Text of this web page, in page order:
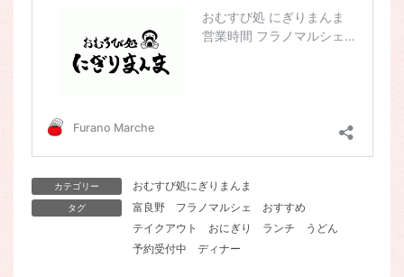
カテゴリー おむすび処にぎりまんま
タグ 富良野 フラノマルシェ
おすすめ
テイクアウト
おにぎり ランチ
うどん
予約受付中
ディナー